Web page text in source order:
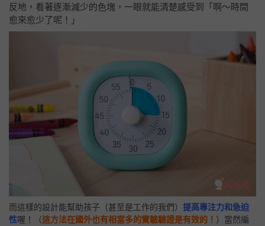
反地，看著逐漸減少的色塊，一眼就能清楚感受到「啊～時間
愈來愈少了呢！」
而這樣的設計能幫助孩子（甚至是工作的我們） 提高專注力和急迫
性喔！（這方法在國外也有相當多的實驗驗證是有效的！ ）當然編